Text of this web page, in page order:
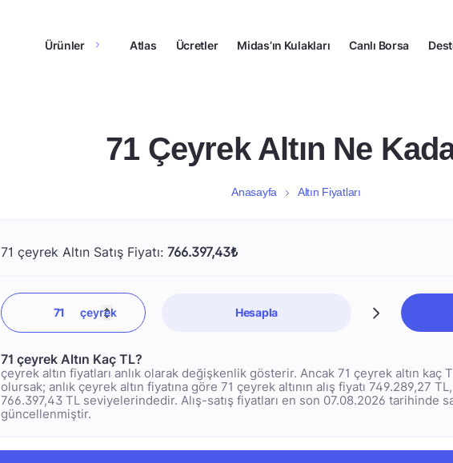
Ürünler Atlas Ücretler Midas’ın Kulakları Canlı Borsa
71 Çeyrek Altın Ne
Anasayfa Altın Fiyatları
71 çeyrek Altın Satış Fiyatı:766.397,43₺
Hesapla
71 çeyrek Altın Kaç TL?
çeyrek altın fiyatları anlık olarak değişkenlik gösterir. Ancak 71 çeyrek altın kaç
olursak; anlık çeyrek altın fiyatına göre 71 çeyrek altının alış fiyatı 749.289,27
766.397,43 TL seviyelerindedir. Alış-satış fiyatları en son 07.08.2026 tarihinde
güncellenmiştir.